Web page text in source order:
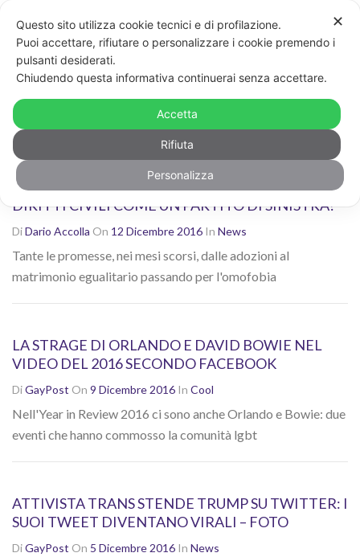
CERCA
Ricerca risultati per: "omofobia"
Non sei contento dei risultati? Cerca di nuovo con altre
parole chiave
IL PD VERSO IL CONGRESSO: AFFRONTERÀ I
DIRITTI CIVILI COME UN PARTITO DI SINISTRA?
DiDario Accolla On 12 Dicembre 2016 In News
Tante le promesse, nei mesi scorsi, dalle adozioni al
matrimonio egualitario passando per l'omofobia
LA STRAGE DI ORLANDO E DAVID BOWIE NEL
VIDEO DEL 2016 SECONDO FACEBOOK
DiGayPost On 9 Dicembre 2016 In Cool
Nell'Year in Review 2016 ci sono anche Orlando e Bowie: due
eventi che hanno commosso la comunità lgbt
ATTIVISTA TRANS STENDE TRUMP SU TWITTER: I
SUOI TWEET DIVENTANO VIRALI – FOTO
DiGayPost On 5 Dicembre 2016 In News
✕
Questo sito utilizza cookie tecnici e di profilazione.
Puoi accettare, rifiutare o personalizzare i cookie premendo i
pulsanti desiderati.
Chiudendo questa informativa continuerai senza accettare.
Accetta
Rifiuta
Personalizza